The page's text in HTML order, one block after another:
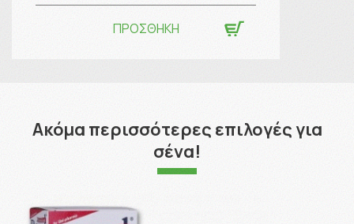
ΠΡΟΣΘΗΚΗ
Ακόμα περισσότερες επιλογές για
σένα!